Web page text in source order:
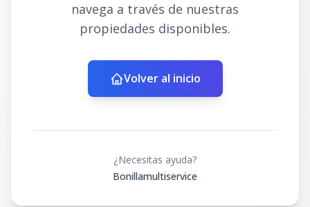
navega a través de nuestras
propiedades disponibles.
Volver al inicio
¿Necesitas ayuda?
Bonillamultiservice